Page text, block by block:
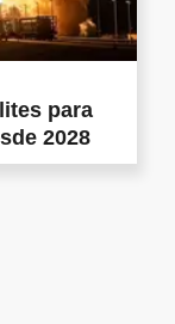
para
2028